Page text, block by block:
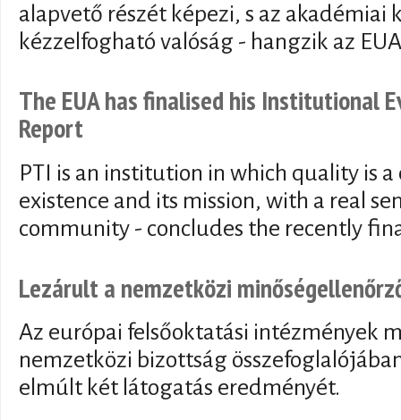
alapvető részét képezi, s az akadémiai
kézzelfogható valóság - hangzik az
The EUA has finalised his Institutional
Report
PTI is an institution in which quality is
existence and its mission, with a real
community - concludes the recently
Lezárult a nemzetközi
Az európai felsőoktatási intézmények
nemzetközi bizottság
elmúlt két látogatás eredményét.